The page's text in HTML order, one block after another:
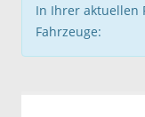
In Ihrer aktuellen
Fahrzeuge: